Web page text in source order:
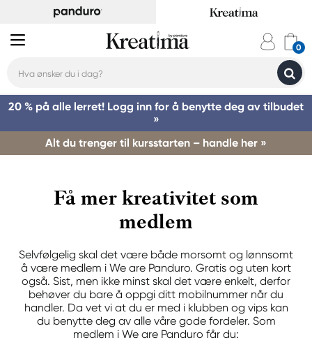
20 % på alle lerret! Logg inn for å benytte deg av tilbudet
»
Alt du trenger til kursstarten – handle her »
Få mer kreativitet som
medlem
Selvfølgelig skal det være både morsomt og lønnsomt
å være medlem i We are Panduro. Gratis og uten kort
også. Sist, men ikke minst skal det være enkelt, derfor
behøver du bare å oppgi ditt mobilnummer når du
handler. Da vet vi at du er med i klubben og vips kan
du benytte deg av alle våre gode fordeler. Som
medlem i We are Panduro får du: